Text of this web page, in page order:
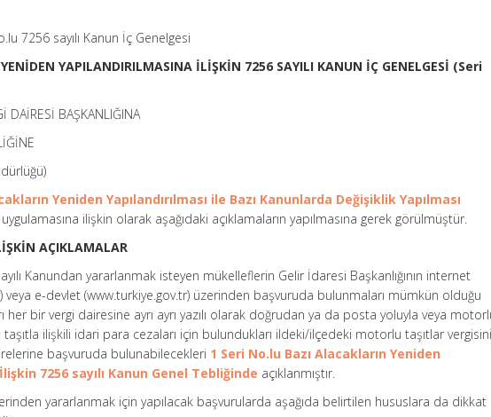
7256 sayılı Kanun İç Genelgesi
YAPILANDIRILMASINA İLİŞKİN 7256 SAYILI KANUN İÇ GENELGESİ (Seri
BAŞKANLIĞINA
Yeniden Yapılandırılması ile Bazı Kanunlarda Değişiklik Yapılması
uygulamasına ilişkin olarak aşağıdaki açıklamaların yapılmasına gerek görülmüştür.
AÇIKLAMALAR
Kanundan yararlanmak isteyen mükelleflerin Gelir İdaresi Başkanlığının internet
veya e-devlet (www.turkiye.gov.tr) üzerinden başvuruda bulunmaları mümkün olduğu
her bir vergi dairesine ayrı ayrı yazılı olarak doğrudan ya da posta yoluyla veya
taşıtla ilişkili idari para cezaları için bulundukları ildeki/ilçedeki motorlu taşıtlar vergisini
başvuruda bulunabilecekleri 1 Seri No.lu Bazı Alacakların Yeniden
İlişkin 7256 sayılı Kanun Genel Tebliğinde açıklanmıştır.
yararlanmak için yapılacak başvurularda aşağıda belirtilen hususlara da dikkat